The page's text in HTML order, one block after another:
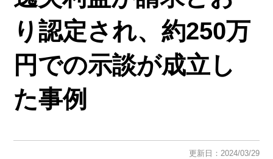
り認定され、約250万
円での示談が成立し
た事例
更新日：2024/03/29